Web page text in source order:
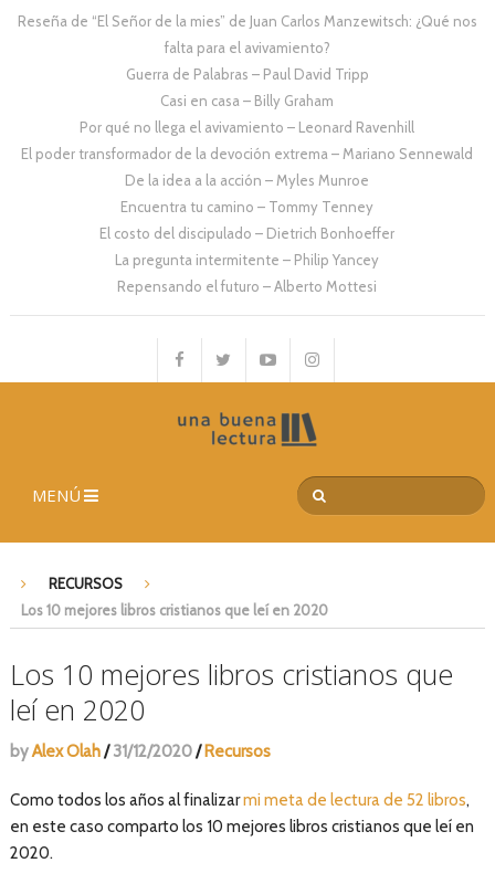
Reseña de “El Señor de la mies” de Juan Carlos Manzewitsch: ¿Qué nos
falta para el avivamiento?
Guerra de Palabras – Paul David Tripp
Casi en casa – Billy Graham
Por qué no llega el avivamiento – Leonard Ravenhill
El poder transformador de la devoción extrema – Mariano Sennewald
De la idea a la acción – Myles Munroe
Encuentra tu camino – Tommy Tenney
El costo del discipulado – Dietrich Bonhoeffer
La pregunta intermitente – Philip Yancey
Repensando el futuro – Alberto Mottesi
MENÚ
RECURSOS
Los 10 mejores libros cristianos que leí en 2020
Los 10 mejores libros cristianos que
leí en 2020
byAlex Olah/ 31/12/2020/ Recursos
Como todos los años al finalizarmi meta de lectura de 52 libros,
en este caso comparto los 10 mejores libros cristianos que leí en
2020.